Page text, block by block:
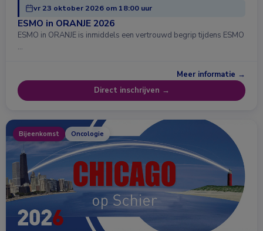
vr 23 oktober 2026 om 18:00 uur
ESMO in ORANJE 2026
ESMO in ORANJE is inmiddels een vertrouwd begrip tijdens ESMO
…
Meer informatie →
Direct inschrijven →
Bijeenkomst Oncologie